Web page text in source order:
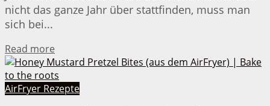
nicht das ganze Jahr über stattfinden, muss man
sich bei...
Read more
AirFryer Rezepte